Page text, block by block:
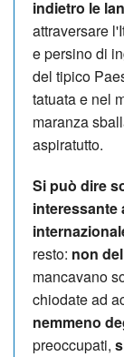
NEWSLETTER
indietro le
attraversare
e persino di
del tipico
tatuata e nel
maranza
aspiratutto.
Si può dire
interessante
resto: non
mancavano
chiodate ad
nemmeno
preoccupati,